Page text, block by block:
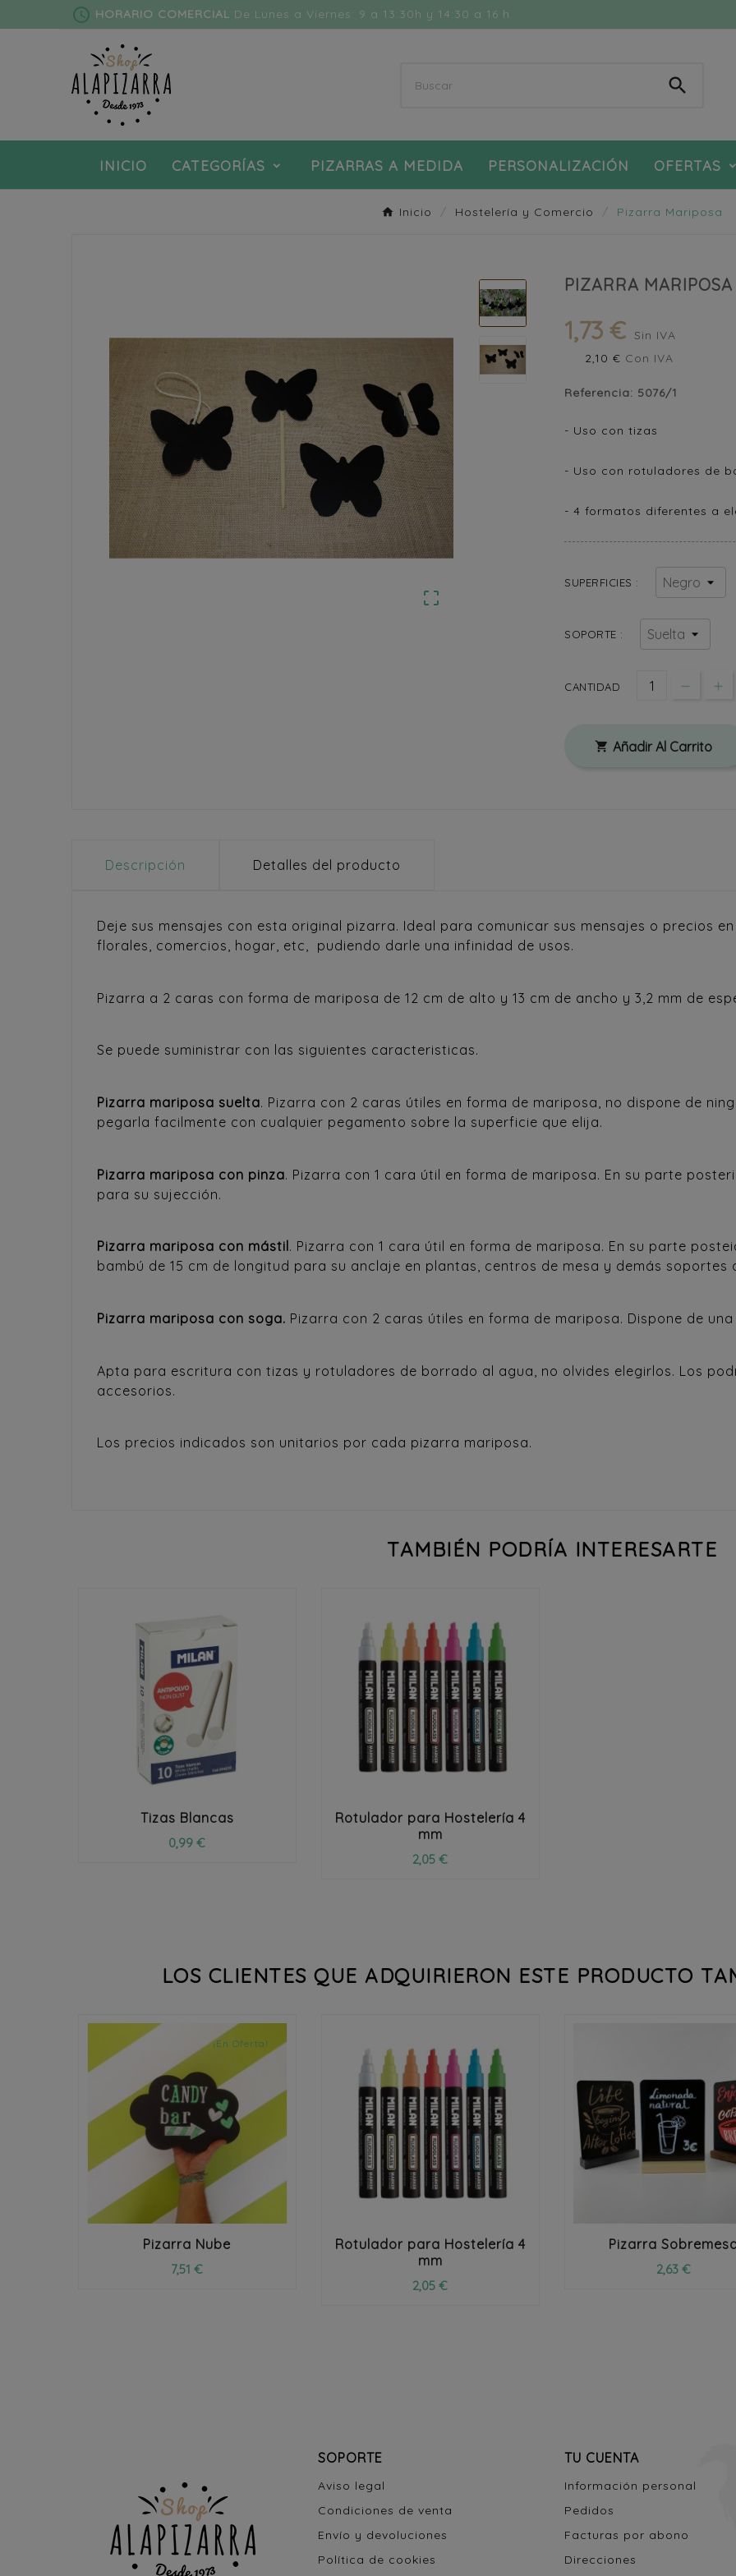
schedule HORARIO COMERCIAL De Lunes a Viernes: 9 a 13:30h y 14:30 a 16 h

INICIO CATEGORÍAS PIZARRAS A MEDIDA PERSONALIZACIÓN OFERTAS
Inicio Hostelería y Comercio Pizarra Mariposa

PIZARRA MARIPOSA
1,73 € Sin IVA
2,10 € Con IVA
Referencia: 5076/1
- Uso con tizas
- Uso con rotuladores de
- 4 formatos diferentes a
SUPERFICIES :
SOPORTE :
CANTIDAD
 Añadir Al Carrito
Descripción Detalles del producto
Deje sus mensajes con esta original pizarra. Ideal para comunicar sus mensajes o precios
florales, comercios, hogar, etc, pudiendo darle una infinidad de usos.
Pizarra a 2 caras con forma de mariposa de 12 cm de alto y 13 cm de ancho y 3,2 mm de
Se puede suministrar con las siguientes caracteristicas.
Pizarra mariposa suelta. Pizarra con 2 caras útiles en forma de mariposa, no dispone de
pegarla facilmente con cualquier pegamento sobre la superficie que elija.
Pizarra mariposa con pinza. Pizarra con 1 cara útil en forma de mariposa. En su parte
para su sujección.
Pizarra mariposa con mástil. Pizarra con 1 cara útil en forma de mariposa. En su parte
bambú de 15 cm de longitud para su anclaje en plantas, centros de mesa y demás soportes
Pizarra mariposa con soga. Pizarra con 2 caras útiles en forma de mariposa. Dispone de
Apta para escritura con tizas y rotuladores de borrado al agua, no olvides elegirlos. Los
accesorios.
Los precios indicados son unitarios por cada pizarra mariposa.
TAMBIÉN PODRÍA INTERESARTE
 
Tizas Blancas
0,99 €
 
Rotulador para Hostelería 4
mm
2,05 €
LOS CLIENTES QUE ADQUIRIERON ESTE PRODUCTO
¡En Oferta!
 
Pizarra Nube
7,51 €
 
Rotulador para Hostelería 4
mm
2,05 €
 
Pizarra
2,63 €
SOPORTE
Aviso legal
Condiciones de venta
Envío y devoluciones
Política de cookies
TU CUENTA
Información personal
Pedidos
Facturas por abono
Direcciones